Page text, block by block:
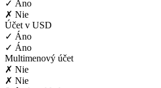
✓ Áno
✗ Nie
Účet v USD
✓ Áno
✓ Áno
Multimenový účet
✗ Nie
✗ Nie